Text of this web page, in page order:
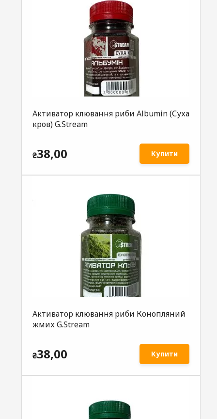
Активатор клювання риби Albumin (Суха
кров) G.Stream
₴38,00 Купити
Активатор клювання риби Конопляний
жмих G.Stream
₴38,00 Купити